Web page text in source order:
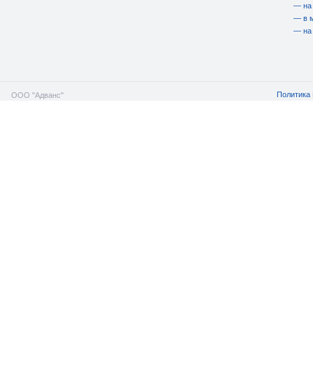
— на
— в
— на
ООО "Адванс" Политика